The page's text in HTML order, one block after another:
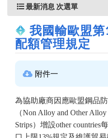
最新消息 次選單
我國輸歐盟
配額管理規定
附件一
為協助廠商因應歐盟鋼品
（Non Alloy and Other
Strips）增設other